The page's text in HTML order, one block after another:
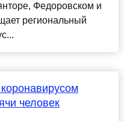
Федоровском и
региональный
человек